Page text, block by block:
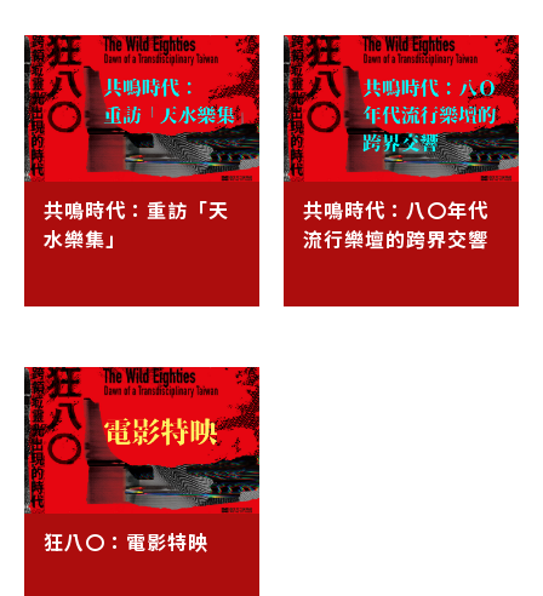
共鳴時代：重訪「天
水樂集」
共鳴時代：八〇年代
流行樂壇的跨界交響
狂八〇：電影特映